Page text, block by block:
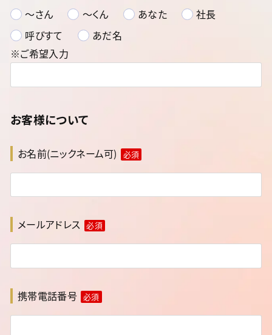
～さん
～くん あなた
社長
呼びすて
あだ名
※ご希望入力
お客様について
お名前(ニックネーム可) 必須
メールアドレス 必須
携帯電話番号 必須